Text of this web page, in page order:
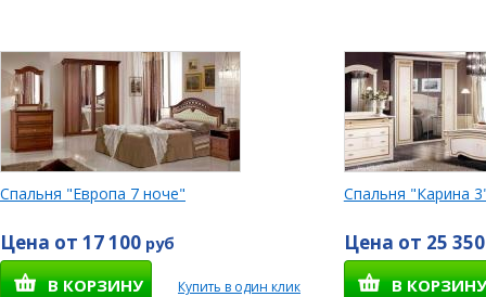
Спальня "Европа 7 ноче"
Цена от 17 100 руб
В КОРЗИНУ Купить в один клик
Спальня "Карина
Цена от 25
В КОРЗИНУ